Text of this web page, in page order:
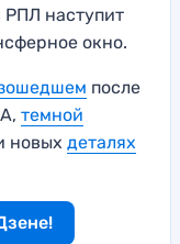
РПЛ наступит
окно.
после
темной
новых деталях